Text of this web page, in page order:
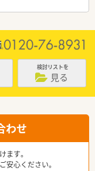
検討リストを
見る
わせ
ます。
安心ください。